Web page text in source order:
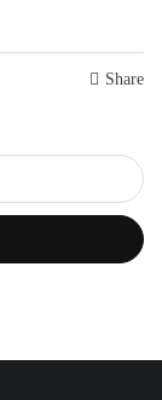
Share